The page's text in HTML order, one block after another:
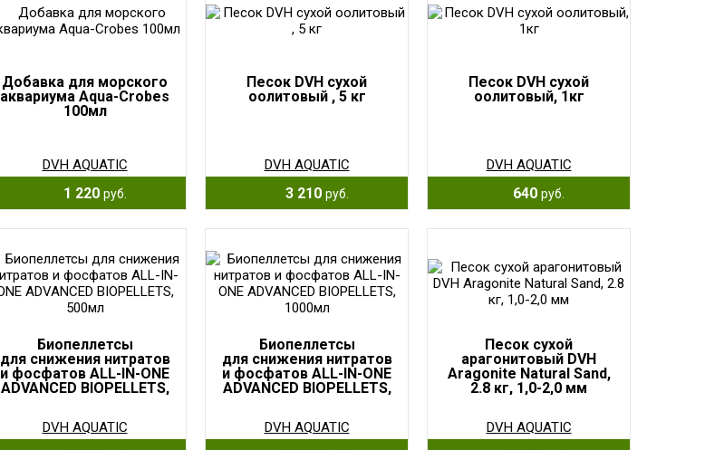
Добавка для морского
аквариума Aqua-Crobes
100мл
DVH AQUATIC
1 220 руб.
Песок DVH сухой
оолитовый , 5 кг
DVH AQUATIC
3 210 руб.
Песок DVH сухой
оолитовый, 1кг
DVH AQUATIC
640 руб.
Биопеллетсы
для снижения нитратов
и фосфатов ALL-IN-ONE
ADVANCED BIOPELLETS,
DVH AQUATIC
Биопеллетсы
для снижения нитратов
и фосфатов ALL-IN-ONE
ADVANCED BIOPELLETS,
DVH AQUATIC
Песок сухой
арагонитовый DVH
Aragonite Natural Sand,
2.8 кг, 1,0-2,0 мм
DVH AQUATIC